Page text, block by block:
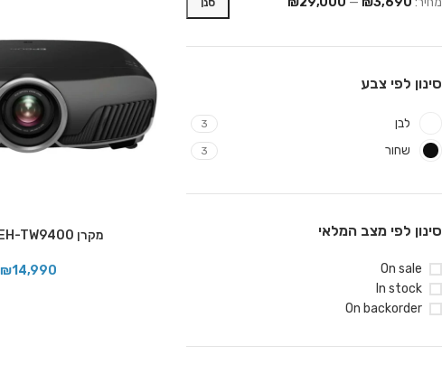
סינון לפי צבע
לבן 3
שחור 3
סינון לפי מצב המלאי
On sale
In stock
On backorder
מקרן EPSON EH-TW9400
₪14,990